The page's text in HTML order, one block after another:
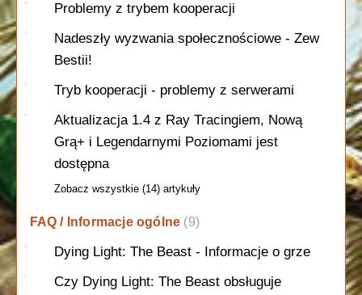
Problemy z trybem kooperacji
Nadeszły wyzwania społecznościowe - Zew
Bestii!
Tryb kooperacji - problemy z serwerami
Aktualizacja 1.4 z Ray Tracingiem, Nową
Grą+ i Legendarnymi Poziomami jest
dostępna
Zobacz wszystkie (14) artykuły
FAQ / Informacje ogólne 9
Dying Light: The Beast - Informacje o grze
Czy Dying Light: The Beast obsługuje